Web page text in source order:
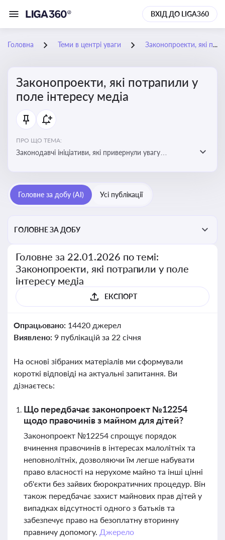
ВХІД ДО LIGA360
Головна Теми в центрі уваги Законопроекти, які потрапили у поле інтересу медіа
Законопроекти, які потрапили у
поле інтересу медіа
ПРО ЩО ТЕМА:
Законодавчі ініціативи, які привернули увагу
прийняття цих проектів пишуть в медіа. Які проекти
викликають найбільше критики
Головне за добу (AI) Усі публікації
ГОЛОВНЕ ЗА ДОБУ
Головне за 22.01.2026 по темі:
Законопроекти, які потрапили у поле
інтересу медіа
ЕКСПОРТ
Опрацьовано: 14420 джерел
Виявлено: 9 публікацій за 22 січня
На основі зібраних матеріалів ми сформували
короткі відповіді на актуальні запитання. Ви
дізнаєтесь:
Що передбачає законопроект №12254
щодо правочинів з майном для дітей?
Законопроект №12254 спрощує порядок
вчинення правочинів в інтересах малолітніх та
неповнолітніх, дозволяючи їм легше набувати
право власності на нерухоме майно та інші цінні
об'єкти без зайвих бюрократичних процедур. Він
також передбачає захист майнових прав дітей у
випадках відсутності одного з батьків та
забезпечує право на безоплатну вторинну
правничу допомогу. Джерело